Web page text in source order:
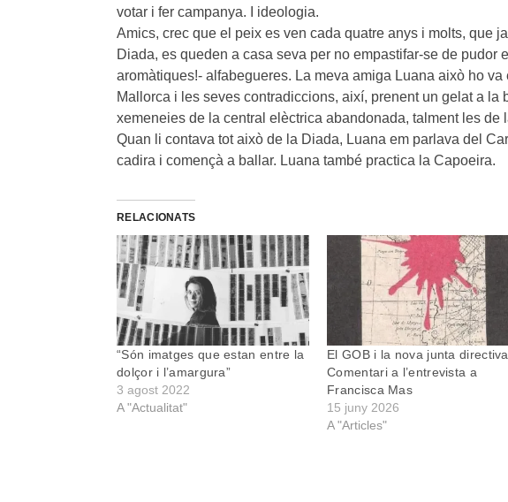
votar i fer campanya. I ideologia.
Amics, crec que el peix es ven cada quatre anys i molts, que
Diada, es queden a casa seva per no empastifar-se de pudor
aromàtiques!- alfabegueres. La meva amiga Luana això ho
Mallorca i les seves contradiccions, així, prenent un gelat a la
xemeneies de la central elèctrica abandonada, talment les de
Quan li contava tot això de la Diada, Luana em parlava del
cadira i començà a ballar. Luana també practica la Capoeira.
RELACIONATS
“Són imatges que estan entre la
dolçor i l’amargura”
3 agost 2022
A "Actualitat"
El GOB i la nova junta directiva.
Comentari a l’entrevista a
Francisca Mas
15 juny 2026
A "Articles"